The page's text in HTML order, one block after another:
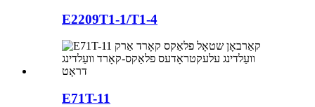
E2209T1-1/T1-4
E71T-11